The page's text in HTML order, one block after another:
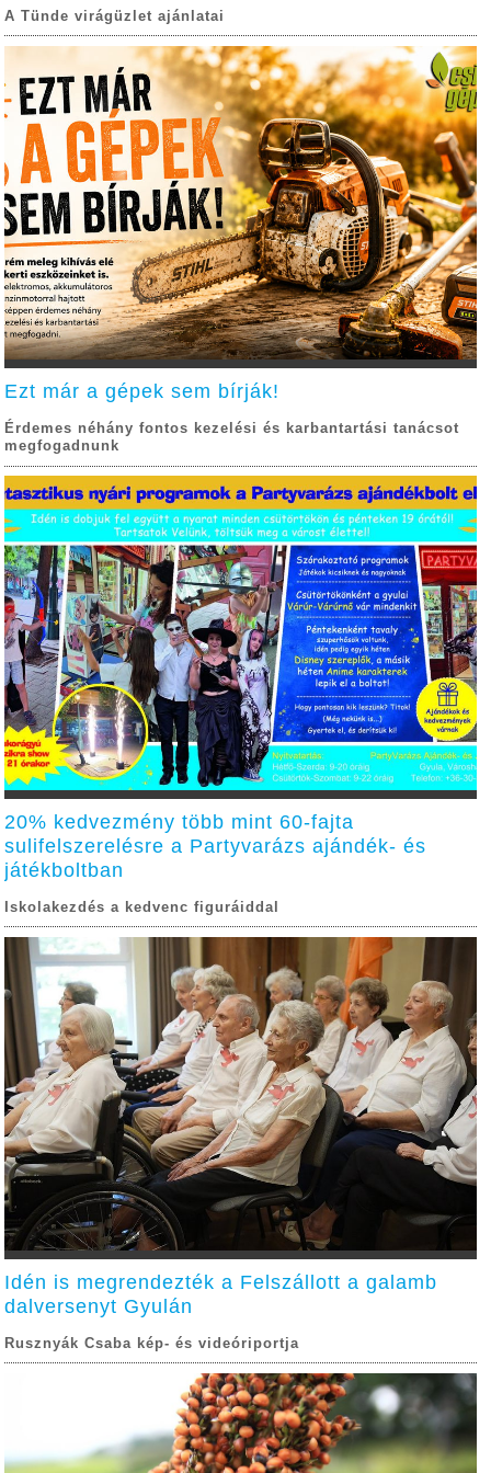
A Tünde virágüzlet ajánlatai
Ezt már a gépek sem bírják!
Érdemes néhány fontos kezelési és karbantartási tanácsot
megfogadnunk
20% kedvezmény több mint 60-fajta
sulifelszerelésre a Partyvarázs ajándék- és
játékboltban
Iskolakezdés a kedvenc figuráiddal
Idén is megrendezték a Felszállott a galamb
dalversenyt Gyulán
Rusznyák Csaba kép- és videóriportja